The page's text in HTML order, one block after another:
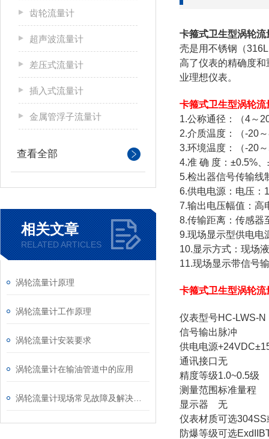
齿轮流量计
超声波流量计
差压式流量计
插入式流量计
金属管浮子流量计
查看全部
相关文章
RELATED ARTICLES
涡轮流量计原理
涡轮流量计工作原理
涡轮流量计安装要求
涡轮流量计在输油管道中的应用
卡箍式卫生型涡轮流
壳是用不锈钢（
高了仪表的精确度
业理想仪表。
卡箍式卫生型涡轮流
1.公称通径：（4～
2.介质温度：（-20
3.环境温度：（-20
4.准 确 度：±0.5%
5.检出器信号传输线
6.供电电源：电压：
7.输出电压幅值：高
8.传输距离：传感器
9.现场显示型供电电
10.显示方式：现场
11.现场显示带信号
卡箍式卫生型涡轮流
仪表型号HC-LWS-N
信号输出 脉冲
供电电源
通讯接口无
精度等级1.0~0.5级
测量范围标准量程
显示器
无
仪表材质可选
防爆等级可选